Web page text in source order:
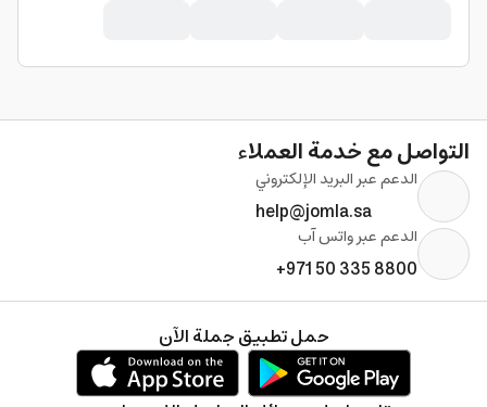
التواصل مع خدمة العملاء
الدعم عبر البريد الإلكتروني
help@jomla.sa
الدعم عبر واتس آب
+971 50 335 8800
حمل تطبيق جملة الآن